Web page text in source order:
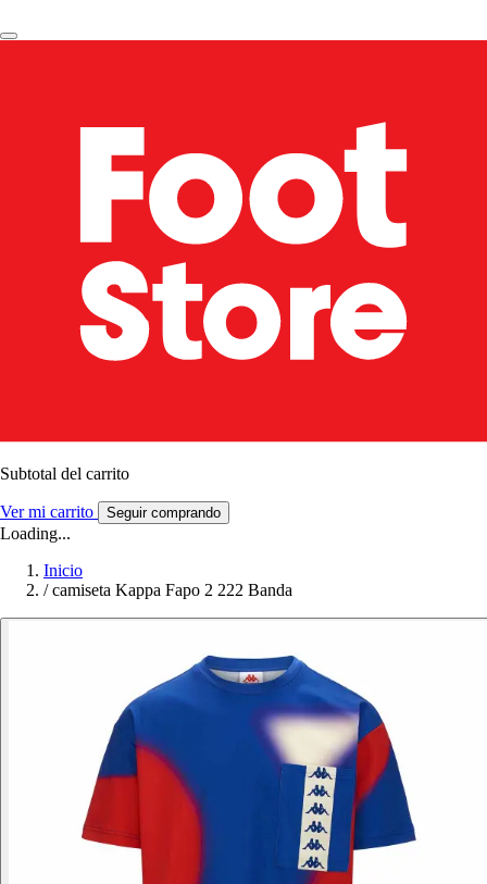
Subtotal del carrito
Ver mi carrito Seguir comprando
Loading...
Inicio
/ camiseta Kappa Fapo 2 222 Banda